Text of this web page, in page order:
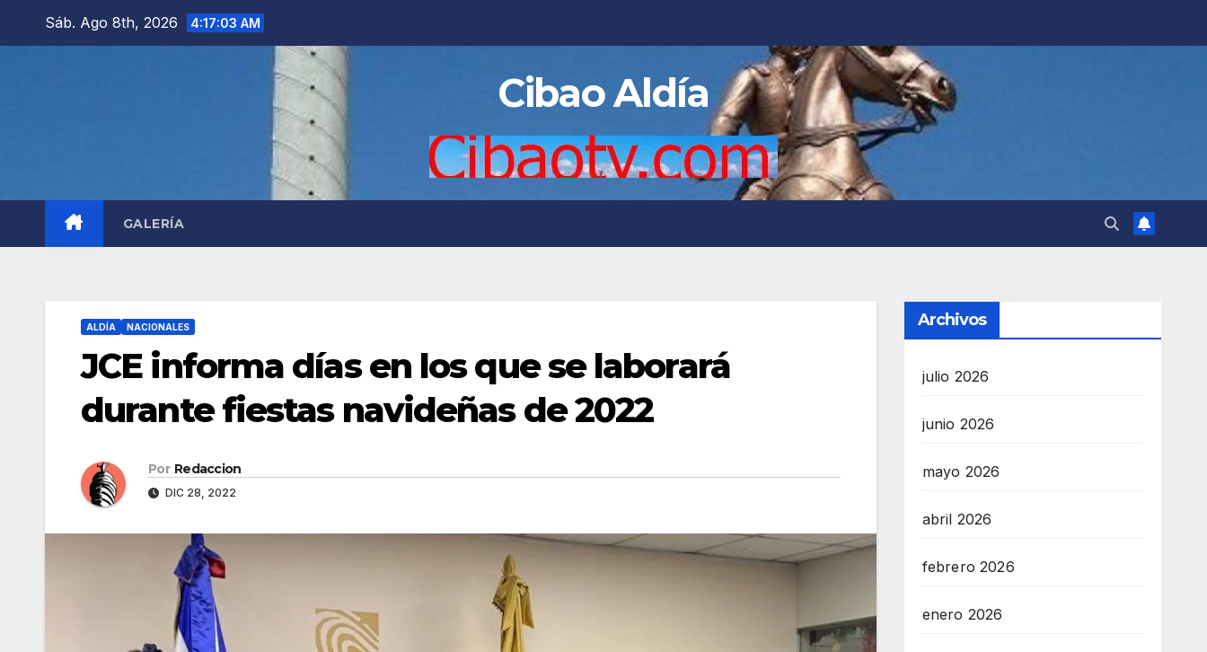
Sáb. Ago 8th, 2026 4:17:04 AM
Cibao Aldía
GALERÍA
ALDÍA NACIONALES
JCE informa días en los que se laborará
durante fiestas navideñas de 2022
Por Redaccion
DIC 28, 2022
Archivos
julio 2026
junio 2026
mayo 2026
abril 2026
febrero 2026
enero 2026